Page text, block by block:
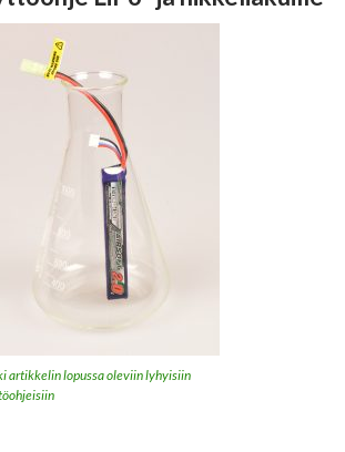
artikkelin lopussa oleviin lyhyisiin